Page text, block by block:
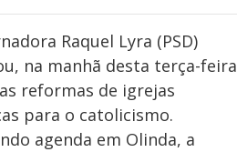
Raquel Lyra (PSD)
na manhã desta terça-feira
reformas de igrejas
para o catolicismo.
agenda em Olinda, a